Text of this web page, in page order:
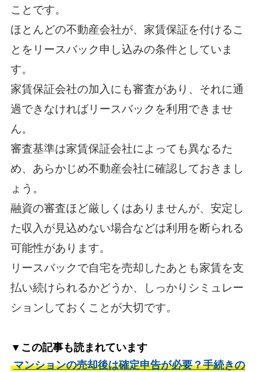
ことです。
ほとんどの不動産会社が、家賃保証を付けるこ
とをリースバック申し込みの条件としていま
す。
家賃保証会社の加入にも審査があり、それに通
過できなければリースバックを利用できませ
ん。
審査基準は家賃保証会社によっても異なるた
め、あらかじめ不動産会社に確認しておきまし
ょう。
融資の審査ほど厳しくはありませんが、安定し
た収入が見込めない場合などは利用を断られる
可能性があります。
リースバックで自宅を売却したあとも家賃を支
払い続けられるかどうか、しっかりシミュレー
ションしておくことが大切です。
▼この記事も読まれています
マンションの売却後は確定申告が必要？手続きの